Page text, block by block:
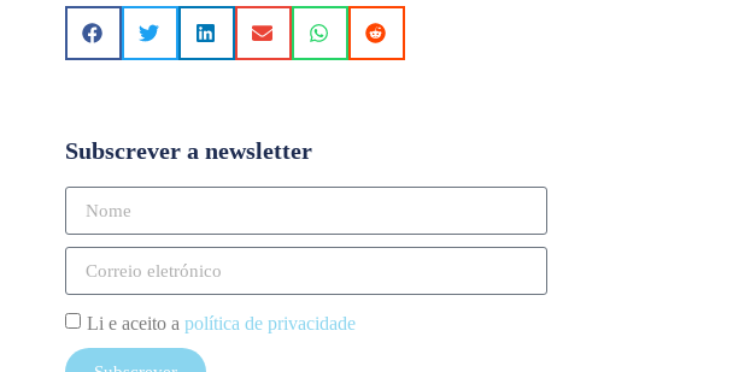
Subscrever a newsletter
Li e aceito a política de privacidade